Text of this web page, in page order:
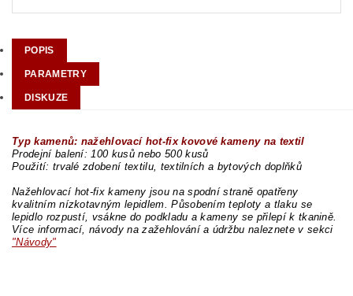
POPIS
PARAMETRY
DISKUZE
Typ kamenů: nažehlovací hot-fix kovové kameny na textil
Prodejní balení: 100 kusů nebo 500 kusů
Použití: trvalé zdobení textilu, textilních a bytových doplňků
Nažehlovací hot-fix kameny jsou na spodní straně opatřeny
kvalitním nízkotavným lepidlem. Působením teploty a tlaku se
lepidlo rozpustí, vsákne do podkladu a kameny se přilepí k tkanině.
Více informací, návody na zažehlování a údržbu naleznete v sekci
"Návody"